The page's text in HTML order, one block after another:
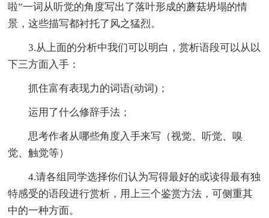
啦”一词从听觉的角度写出了落叶形成的蘑菇坍塌的情
景，这些描写都衬托了风之猛烈。
3.从上面的分析中我们可以明白，赏析语段可以从以
下三方面入手：
抓住富有表现力的词语(动词)；
运用了什么修辞手法；
思考作者从哪些角度入手来写（视觉、听觉、嗅
觉、触觉等）
4.请各组同学选择你们认为写得最好的或读得最有独
特感受的语段进行赏析，用上三个鉴赏方法，可侧重其
中的一种方面。